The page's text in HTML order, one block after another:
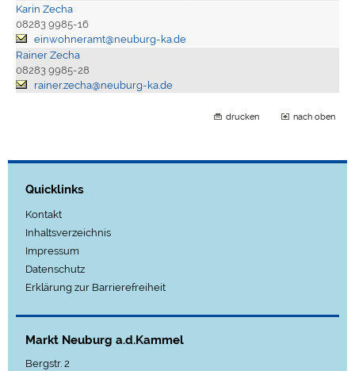
Karin Zecha
08283 9985-16
einwohneramt@neuburg-ka.de
Rainer Zecha
08283 9985-28
rainer.zecha@neuburg-ka.de
drucken nach oben
Quicklinks
Kontakt
Inhaltsverzeichnis
Impressum
Datenschutz
Erklärung zur Barrierefreiheit
Markt Neuburg a.d.Kammel
Bergstr. 2